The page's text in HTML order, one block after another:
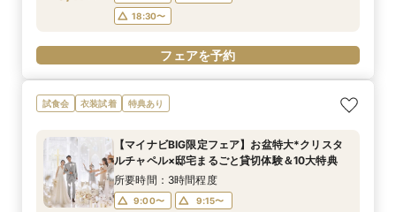
18:30〜
フェアを予約
試食会 衣装試着 特典あり
【マイナビBIG限定フェア】お盆特大*クリスタ
ルチャペル×邸宅まるごと貸切体験＆10大特典
所要時間：3時間程度
9:00〜
9:15〜